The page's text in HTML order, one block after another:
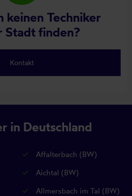
keinen Techniker
Stadt finden?
Kontakt
in Deutschland
Affalterbach (BW)
Aichtal (BW)
Allmersbach im Tal (BW)